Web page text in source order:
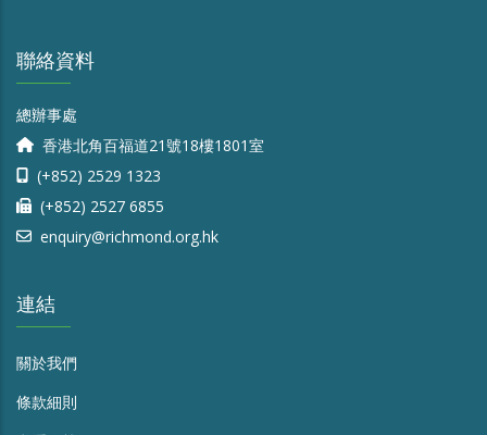
聯絡資料
總辦事處
香港北角百福道21號18樓1801室
(+852) 2529 1323
(+852) 2527 6855
enquiry@richmond.org.hk
連結
關於我們
條款細則